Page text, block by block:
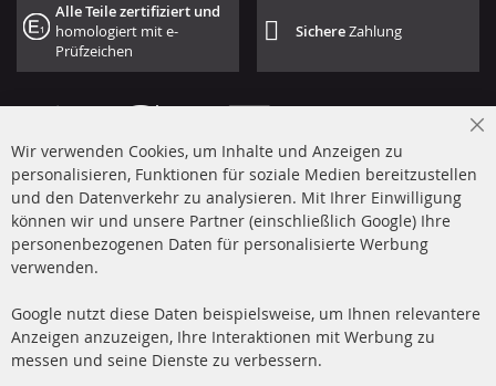
Alle Teile zertifiziert und
homologiert mit e-
Prüfzeichen
SichereZahlung
+49 (0) 4533 799 00 0
Mo-Do: 09-17 Uhr, Fr 09-16 Uhr
info@contra-automotive.de
facebook
instagram
Quick Links Kundenservice
Wir verwenden Cookies, um Inhalte und Anzeigen zu
personalisieren, Funktionen für soziale Medien bereitzustellen
und den Datenverkehr zu analysieren. Mit Ihrer Einwilligung
können wir und unsere Partner (einschließlich Google) Ihre
personenbezogenen Daten für personalisierte Werbung
verwenden.
Google nutzt diese Daten beispielsweise, um Ihnen relevantere
Anzeigen anzuzeigen, Ihre Interaktionen mit Werbung zu
messen und seine Dienste zu verbessern.